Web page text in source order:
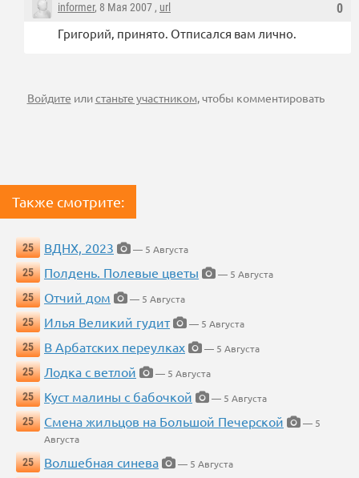
0
informer, 8 Мая 2007 , url
Григорий, принято. Отписался вам лично.
Войдите илистаньте участником, чтобы комментировать
Также смотрите:
25 ВДНХ, 2023
— 5 Августа
25
Полдень. Полевые цветы
— 5 Августа
25
Отчий дом
— 5 Августа
25
Илья Великий гудит
— 5 Августа
25
В Арбатских переулках
— 5 Августа
25
Лодка с ветлой
— 5 Августа
25
Куст малины с бабочкой
— 5 Августа
25
Смена жильцов на Большой Печерской
— 5
Августа
25
Волшебная синева
— 5 Августа